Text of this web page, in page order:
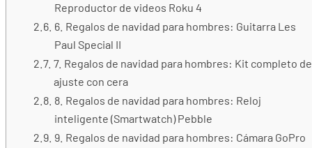
Reproductor de videos Roku 4
6. Regalos de navidad para hombres: Guitarra Les
Paul Special II
7. Regalos de navidad para hombres: Kit completo de
ajuste con cera
8. Regalos de navidad para hombres: Reloj
inteligente (Smartwatch) Pebble
9. Regalos de navidad para hombres: Cámara GoPro